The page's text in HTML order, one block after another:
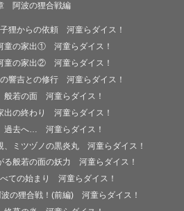
阿波の狸合戦編
狸からの依頼 河童らダイス！
の家出① 河童らダイス！
の家出② 河童らダイス！
響吉との修行 河童らダイス！
若の面 河童らダイス！
の終わり 河童らダイス！
去へ… 河童らダイス！
ミツヅノの黒炎丸 河童らダイス！
般若の面の妖力 河童らダイス！
ての始まり 河童らダイス！
の狸合戦！(前編) 河童らダイス！